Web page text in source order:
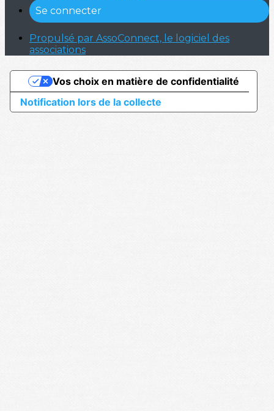
Se connecter
Propulsé par AssoConnect, le logiciel des
associations
Notification lors de la collecte
Vos choix en matière de confidentialité